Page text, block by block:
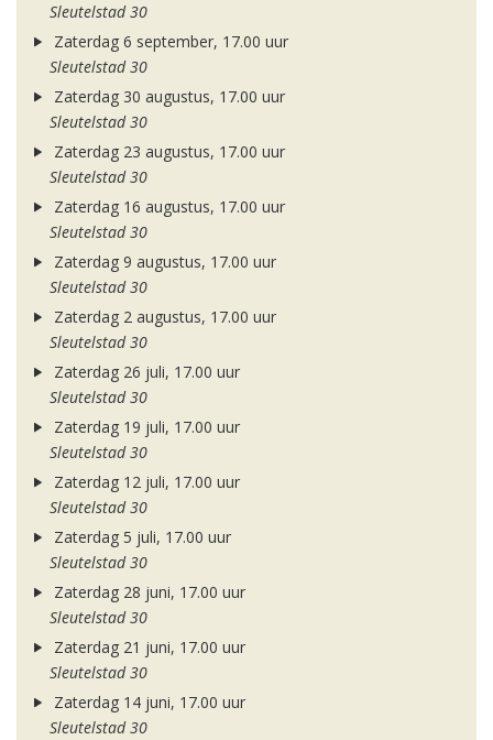
Sleutelstad 30
Zaterdag 6 september, 17.00 uur
Sleutelstad 30
Zaterdag 30 augustus, 17.00 uur
Sleutelstad 30
Zaterdag 23 augustus, 17.00 uur
Sleutelstad 30
Zaterdag 16 augustus, 17.00 uur
Sleutelstad 30
Zaterdag 9 augustus, 17.00 uur
Sleutelstad 30
Zaterdag 2 augustus, 17.00 uur
Sleutelstad 30
Zaterdag 26 juli, 17.00 uur
Sleutelstad 30
Zaterdag 19 juli, 17.00 uur
Sleutelstad 30
Zaterdag 12 juli, 17.00 uur
Sleutelstad 30
Zaterdag 5 juli, 17.00 uur
Sleutelstad 30
Zaterdag 28 juni, 17.00 uur
Sleutelstad 30
Zaterdag 21 juni, 17.00 uur
Sleutelstad 30
Zaterdag 14 juni, 17.00 uur
Sleutelstad 30